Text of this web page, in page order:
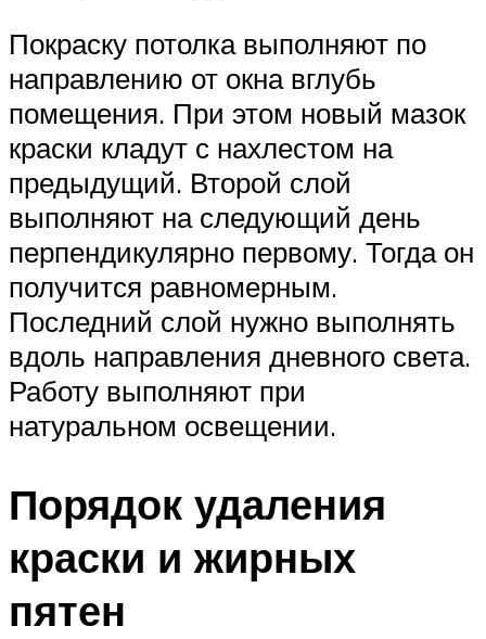
Покраску потолка выполняют по
направлению от окна вглубь
помещения. При этом новый мазок
краски кладут с нахлестом на
предыдущий. Второй слой
выполняют на следующий день
перпендикулярно первому. Тогда он
получится равномерным.
Последний слой нужно выполнять
вдоль направления дневного света.
Работу выполняют при
натуральном освещении.
Порядок удаления
краски и жирных
пятен